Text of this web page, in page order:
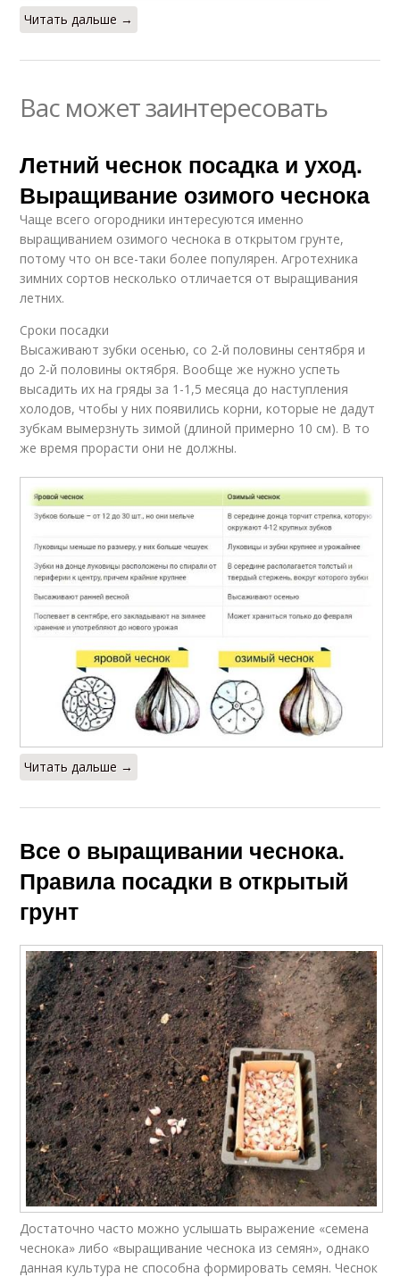
Читать дальше →
Вас может заинтересовать
Летний чеснок посадка и уход.
Выращивание озимого чеснока
Чаще всего огородники интересуются именно
выращиванием озимого чеснока в открытом грунте,
потому что он все-таки более популярен. Агротехника
зимних сортов несколько отличается от выращивания
летних.
Сроки посадки
Высаживают зубки осенью, со 2-й половины сентября и
до 2-й половины октября. Вообще же нужно успеть
высадить их на гряды за 1-1,5 месяца до наступления
холодов, чтобы у них появились корни, которые не дадут
зубкам вымерзнуть зимой (длиной примерно 10 см). В то
же время прорасти они не должны.
Читать дальше →
Все о выращивании чеснока.
Правила посадки в открытый
грунт
Достаточно часто можно услышать выражение «семена
чеснока» либо «выращивание чеснока из семян», однако
данная культура не способна формировать семян. Чеснок